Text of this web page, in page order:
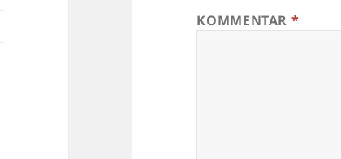
KOMMENTAR *